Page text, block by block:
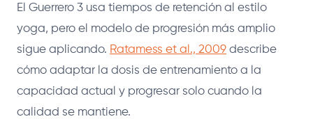
El Guerrero 3 usa tiempos de retención al estilo
yoga, pero el modelo de progresión más amplio
sigue aplicando. Ratamess et al., 2009 describe
cómo adaptar la dosis de entrenamiento a la
capacidad actual y progresar solo cuando la
calidad se mantiene.